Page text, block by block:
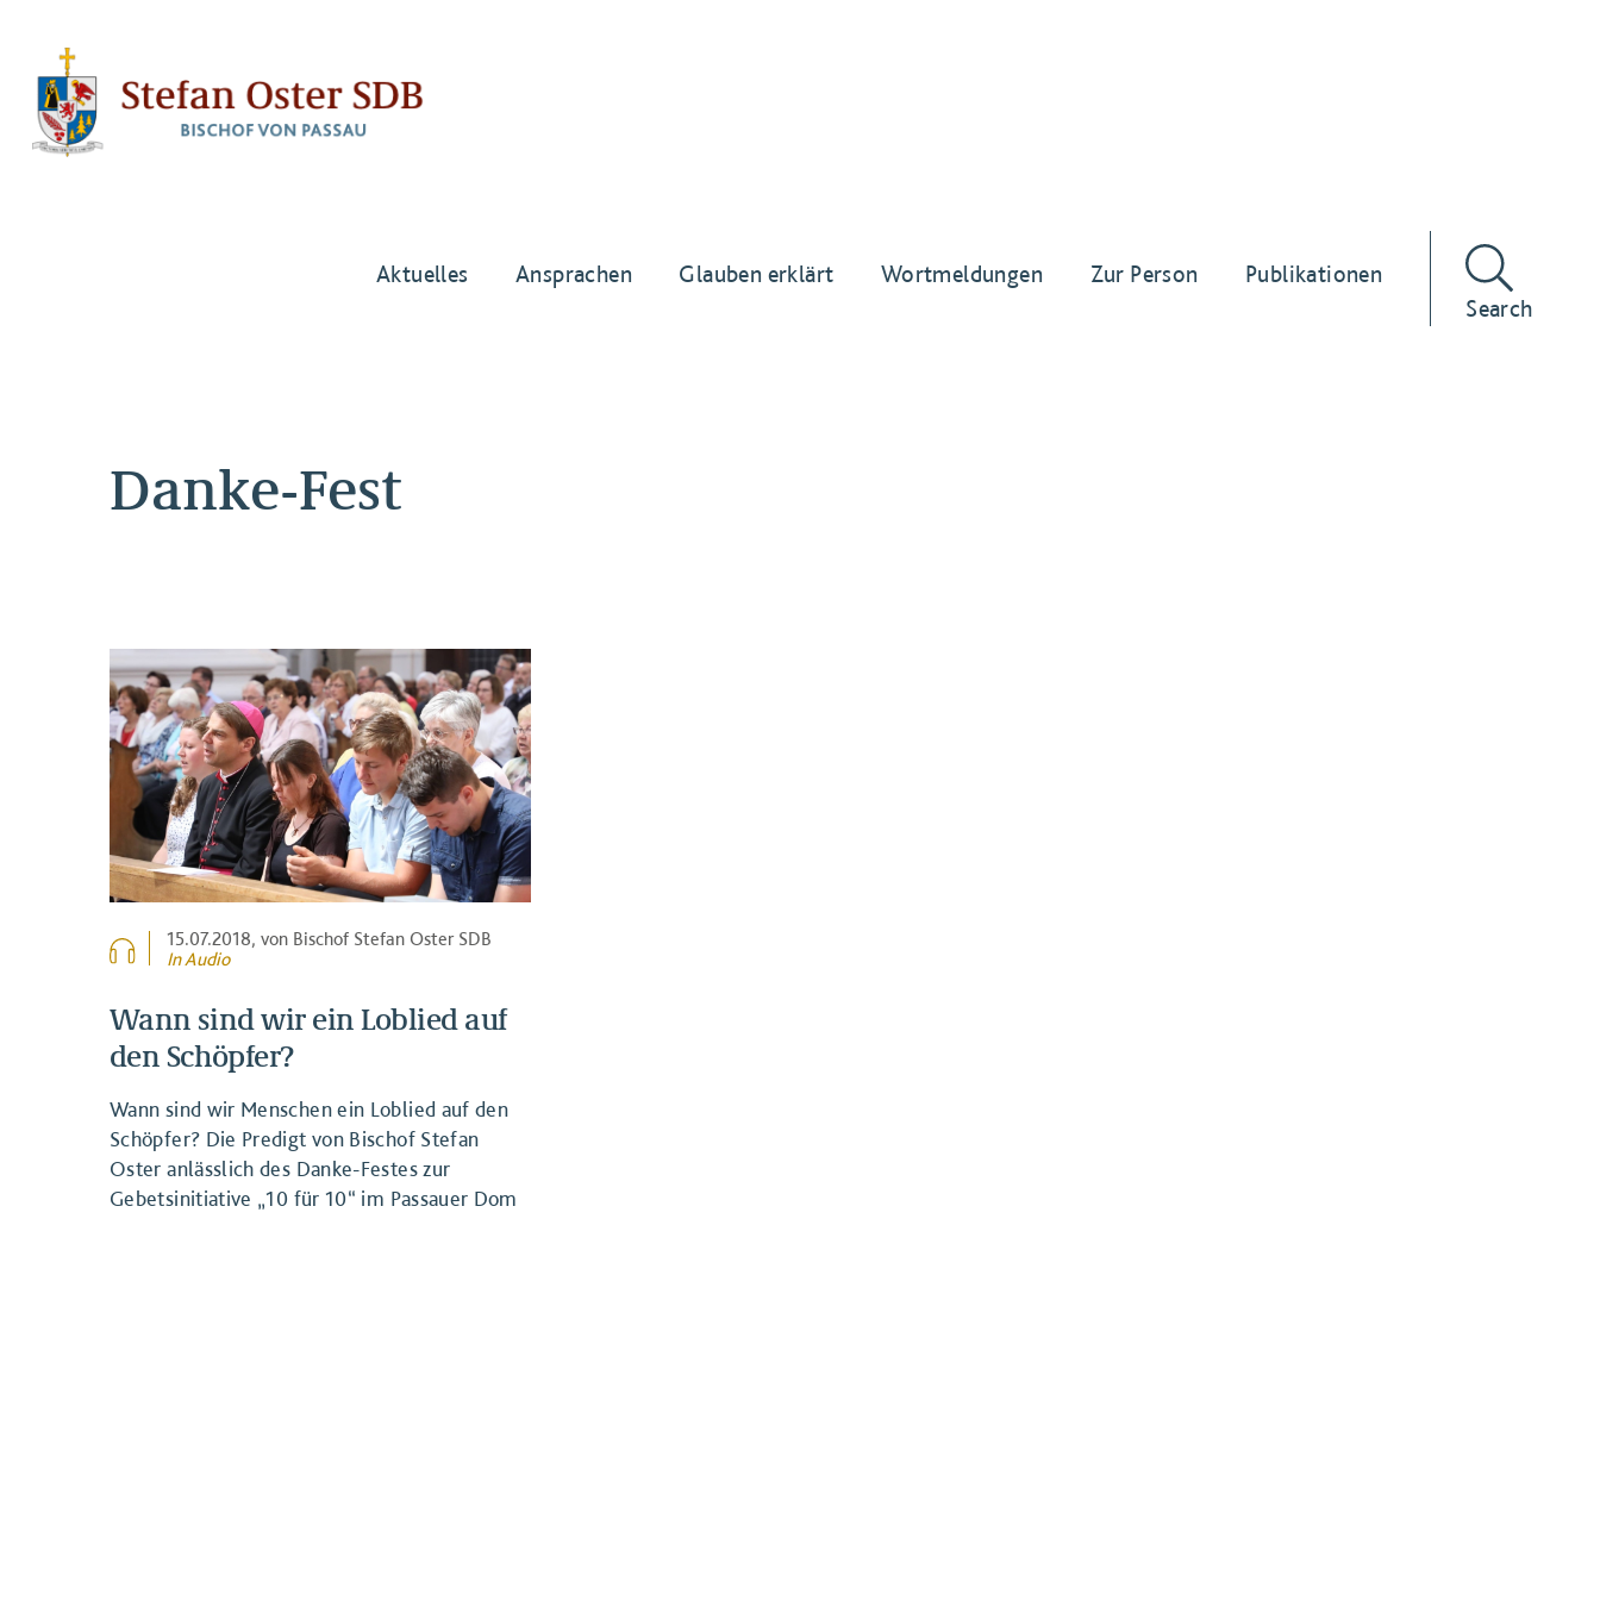
Aktuelles Ansprachen Glauben erklärt Wortmeldungen Zur Person
Publikationen
Search
Danke-Fest
15.07.2018, von Bischof Stefan Oster SDB
In Audio
Wann sind wir ein Loblied auf
den Schöpfer?
Wann sind wir Menschen ein Loblied auf den
Schöpfer? Die Predigt von Bischof Stefan
Oster anlässlich des Danke-Festes zur
Gebetsinitiative „10 für 10“ im Passauer Dom